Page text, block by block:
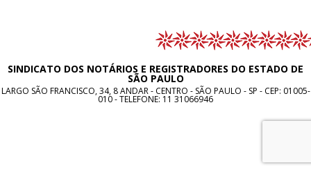
SINDICATO DOS NOTÁRIOS E REGISTRADORES DO ESTADO DE
SÃO PAULO
LARGO SÃO FRANCISCO, 34, 8 ANDAR - CENTRO - SÃO PAULO - SP - CEP: 01005-
010 - TELEFONE: 11 31066946